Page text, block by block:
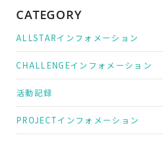
ン
CATEGORY
ALLSTARインフォメーション
CHALLENGEインフォメーション
活動記録
PROJECTインフォメーション